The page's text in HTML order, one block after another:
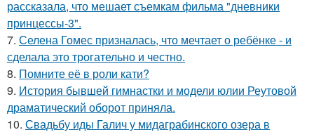
рассказала, что мешает съемкам фильма "дневники
принцессы-3".
7. Селена Гомес призналась, что мечтает о ребёнке - и
сделала это трогательно и честно.
8. Помните её в роли кати?
9. История бывшей гимнастки и модели юлии Реутовой
драматический оборот приняла.
10. Свадьбу иды Галич у мидаграбинского озера в